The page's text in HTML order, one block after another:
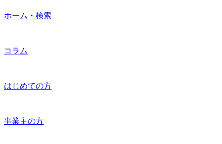
ホーム・検索
コラム
はじめての方
事業主の方